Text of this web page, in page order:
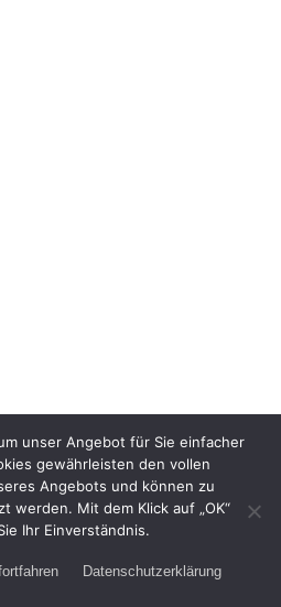
unser Angebot für Sie einfacher
gewährleisten den vollen
Angebots und können zu
werden. Mit dem Klick auf „OK“
Ihr Einverständnis.
Datenschutzerklärung